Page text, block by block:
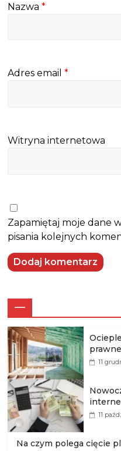
Nazwa*
Adres email*
Witryna internetowa
Zapamiętaj moje dane
pisania kolejnych
—
prawne
11
11
Na czym polega cięcie